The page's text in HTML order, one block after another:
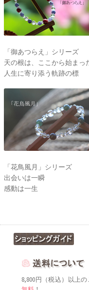
「御あつらえ」シリーズ
天の根は、ここから始まっ
人生に寄り添う軌跡の標
「花鳥風月」シリーズ
出会いは一瞬
感動は一生
8,800円（税込）以上